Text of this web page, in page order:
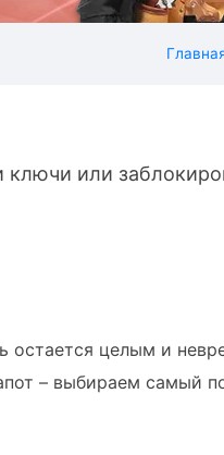
или
остается целым и
– выбираем самый